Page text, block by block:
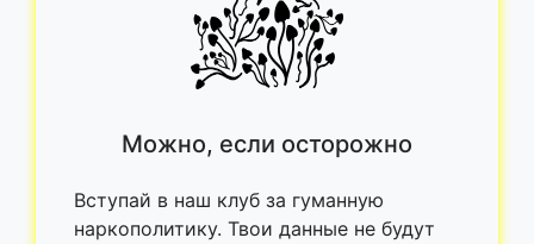
Можно, если осторожно
Вступай в наш клуб за гуманную
наркополитику. Твои данные не будут